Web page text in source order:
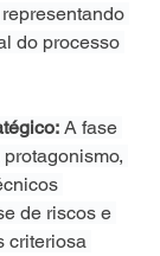
do processo
A fase
de riscos e
criteriosa